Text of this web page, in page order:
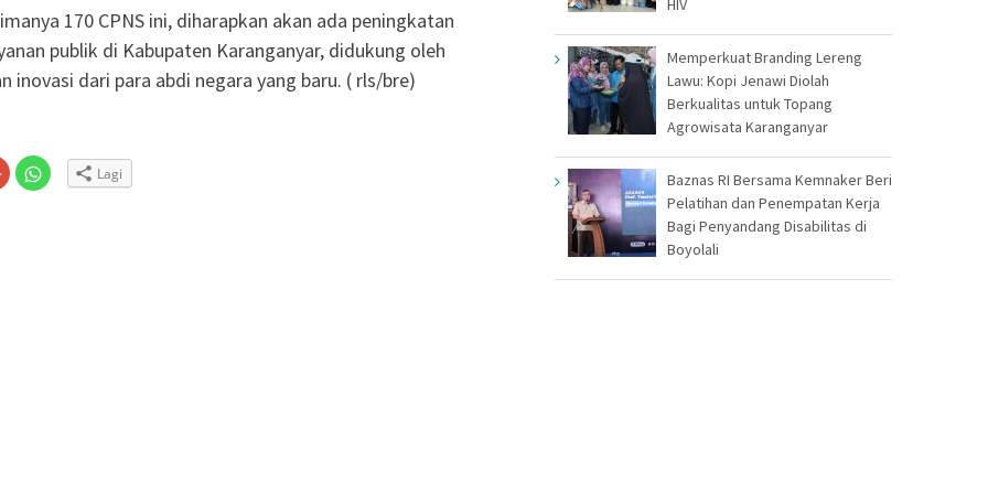
170 CPNS ini, diharapkan akan ada peningkatan
publik di Kabupaten Karanganyar, didukung oleh
inovasi dari para abdi negara yang baru. ( rls/bre)
Klik
untuk
berbagi
Klik
untuk Lagi
HIV
Memperkuat Branding Lereng
Lawu: Kopi Jenawi Diolah
Berkualitas untuk Topang
Agrowisata Karanganyar
Baznas RI Bersama Kemnaker Beri
Pelatihan dan Penempatan Kerja
Bagi Penyandang Disabilitas di
Boyolali